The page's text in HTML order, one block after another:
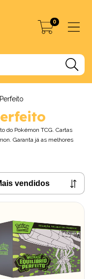
0
do Pokémon TCG. Cartas
Garanta já as melhores